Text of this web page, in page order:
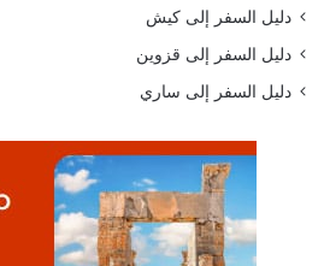
دليل السفر إلى كيش
دليل السفر إلى قزوين
دليل السفر إلى ساري